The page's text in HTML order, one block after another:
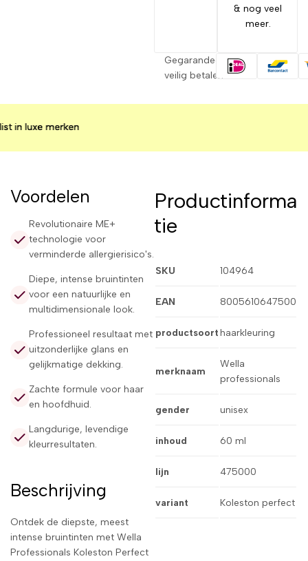
& nog veel
meer.
Gegarandeerd
veilig betalen
merken
merken
merken
Voordelen
Revolutionaire ME+
technologie voor
verminderde allergierisico's.
Diepe, intense bruintinten
voor een natuurlijke en
multidimensionale look.
Professioneel resultaat met
uitzonderlijke glans en
gelijkmatige dekking.
Zachte formule voor haar
en hoofdhuid.
Langdurige, levendige
kleurresultaten.
Beschrijving
Ontdek de diepste, meest
intense bruintinten met Wella
Professionals Koleston Perfect
Productinforma
tie
SKU 104964
EAN 8005610647500
productsoorthaarkleuring
merknaam
Wella
professionals
gender unisex
inhoud 60 ml
lijn 475000
variant Koleston perfect